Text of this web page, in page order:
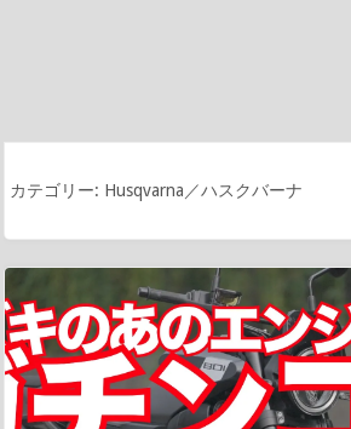
カテゴリー: Husqvarna／ハスクバーナ